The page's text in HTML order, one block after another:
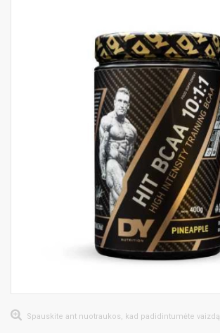
Spauskite ant nuotraukos, kad padidintumėte vaizdą